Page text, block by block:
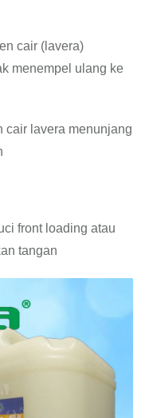
cair (lavera)
menempel ulang ke
cair lavera menunjang
front loading atau
tangan